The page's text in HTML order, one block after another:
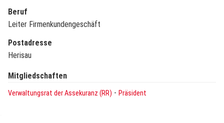
Beruf
Leiter Firmenkundengeschäft
Postadresse
Herisau
Mitgliedschaften
Verwaltungsrat der Assekuranz (RR) - Präsident